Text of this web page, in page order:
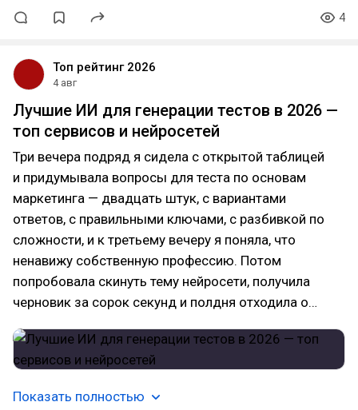
4
Топ рейтинг 2026
4 авг
Лучшие ИИ для генерации тестов в 2026 —
топ сервисов и нейросетей
Три вечера подряд я сидела с открытой таблицей
и придумывала вопросы для теста по основам
маркетинга — двадцать штук, с вариантами
ответов, с правильными ключами, с разбивкой по
сложности, и к третьему вечеру я поняла, что
ненавижу собственную профессию. Потом
попробовала скинуть тему нейросети, получила
черновик за сорок секунд и полдня отходила о…
Показать полностью